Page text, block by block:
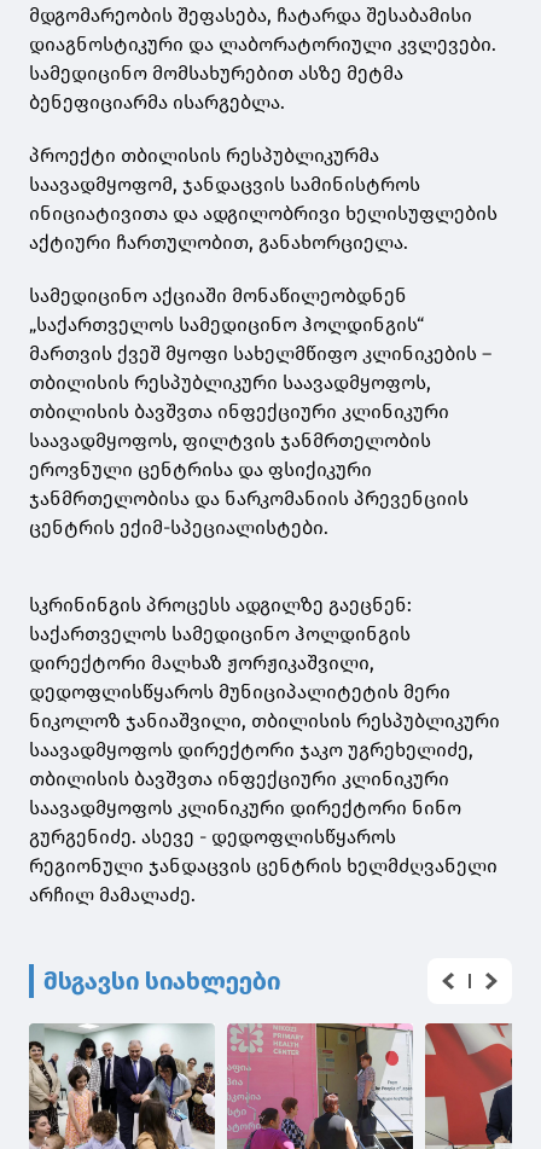
მდგომარეობის შეფასება, ჩატარდა შესაბამისი
დიაგნოსტიკური და ლაბორატორიული კვლევები.
სამედიცინო მომსახურებით ასზე მეტმა
ბენეფიციარმა ისარგებლა.
პროექტი თბილისის რესპუბლიკურმა
საავადმყოფომ, ჯანდაცვის სამინისტროს
ინიციატივითა და ადგილობრივი ხელისუფლების
აქტიური ჩართულობით, განახორციელა.
სამედიცინო აქციაში მონაწილეობდნენ
„საქართველოს სამედიცინო ჰოლდინგის“
მართვის ქვეშ მყოფი სახელმწიფო კლინიკების –
თბილისის რესპუბლიკური საავადმყოფოს,
თბილისის ბავშვთა ინფექციური კლინიკური
საავადმყოფოს, ფილტვის ჯანმრთელობის
ეროვნული ცენტრისა და ფსიქიკური
ჯანმრთელობისა და ნარკომანიის პრევენციის
ცენტრის ექიმ-სპეციალისტები.
სკრინინგის პროცესს ადგილზე გაეცნენ:
საქართველოს სამედიცინო ჰოლდინგის
დირექტორი მალხაზ ჟორჟიკაშვილი,
დედოფლისწყაროს მუნიციპალიტეტის მერი
ნიკოლოზ ჯანიაშვილი, თბილისის რესპუბლიკური
საავადმყოფოს დირექტორი ჯაკო უგრეხელიძე,
თბილისის ბავშვთა ინფექციური კლინიკური
საავადმყოფოს კლინიკური დირექტორი ნინო
გურგენიძე. ასევე - დედოფლისწყაროს
რეგიონული ჯანდაცვის ცენტრის ხელმძღვანელი
არჩილ მამალაძე.
მსგავსი სიახლეები